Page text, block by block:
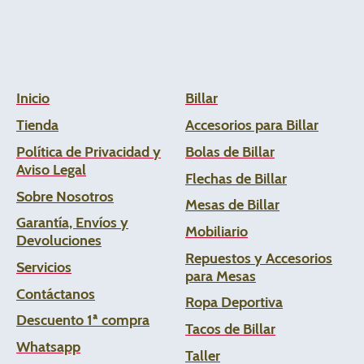
Inicio
Tienda
Política de Privacidad y
Aviso Legal
Sobre Nosotros
Garantía, Envíos y
Devoluciones
Servicios
Contáctanos
Descuento 1ª compra
Whatsapp
Billar
Accesorios para Billar
Bolas de Billar
Flechas de Billar
Mesas de Billar
Mobiliario
Repuestos y Accesorios
para Mesas
Ropa Deportiva
Tacos de Billar
Taller